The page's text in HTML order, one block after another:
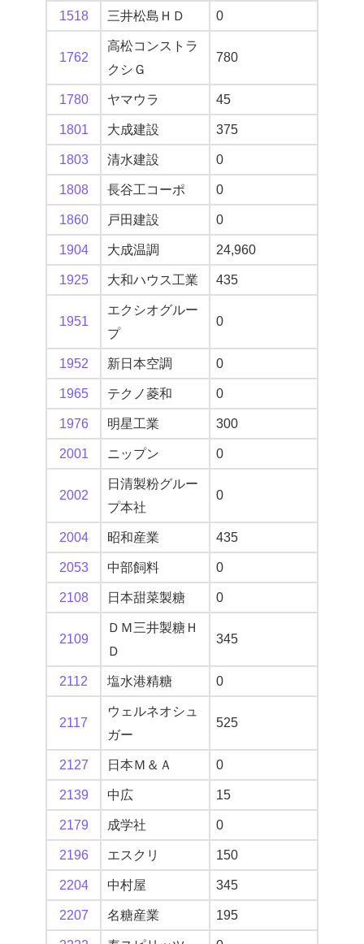
1518 三井松島ＨＤ 0
1762
高松コンストラ
クシＧ
780
1780 ヤマウラ 45
1801 大成建設 375
1803 清水建設 0
1808 長谷工コーポ 0
1860 戸田建設 0
1904 大成温調 24,960
1925 大和ハウス工業 435
1951
エクシオグルー
プ
0
1952 新日本空調 0
1965 テクノ菱和 0
1976 明星工業 300
2001 ニップン 0
2002
日清製粉グルー
プ本社
0
2004 昭和産業 435
2053 中部飼料 0
2108 日本甜菜製糖 0
2109
ＤＭ三井製糖Ｈ
Ｄ
345
2112 塩水港精糖 0
2117
ウェルネオシュ
ガー
525
2127 日本Ｍ＆Ａ 0
2139 中広 15
2179 成学社 0
2196 エスクリ 150
2204 中村屋 345
2207 名糖産業 195